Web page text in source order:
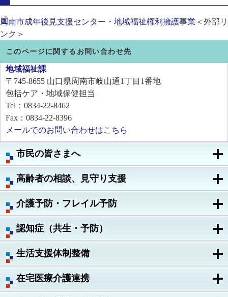
市民の皆さまへ
高齢者の相談、見守り支援
介護予防・フレイル予防
認知症（共生・予防）
生活支援体制整備
在宅医療介護連携
周南市成年後見支援センター・地域福祉権利擁護事業 ＜外部リ
ンク＞
このページに関するお問い合わせ先
地域福祉課
〒745-8655 山口県周南市岐山通1丁目1番地
包括ケア・地域保健担当
Tel：0834-22-8462
Fax：0834-22-8396
メールでのお問い合わせはこちら